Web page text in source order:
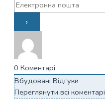
0 Коментарі
Вбудовані Відгуки
Переглянути всі коментарі